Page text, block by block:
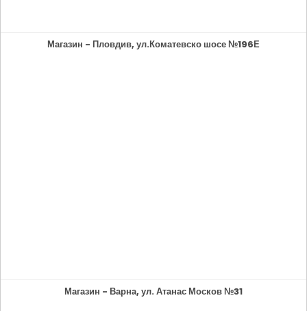
Магазин - Пловдив, ул.Коматевско шосе №196Е
Магазин - Варна, ул. Атанас Москов №31